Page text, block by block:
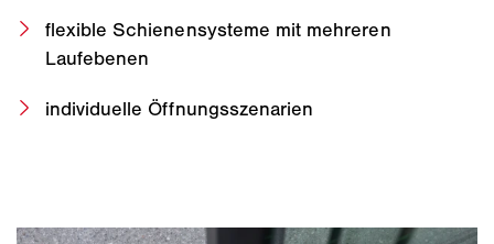
flexible Schienensysteme mit mehreren
Laufebenen
individuelle Öffnungsszenarien